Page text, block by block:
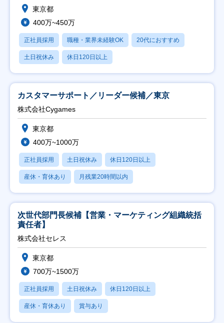
東京都
400万~450万
正社員採用 職種・業界未経験OK 20代におすすめ
土日祝休み 休日120日以上
カスタマーサポート／リーダー候補／東京
株式会社Cygames
東京都
400万~1000万
正社員採用 土日祝休み 休日120日以上
産休・育休あり 月残業20時間以内
次世代部門長候補【営業・マーケティング組織統括
責任者】
株式会社セレス
東京都
700万~1500万
正社員採用 土日祝休み 休日120日以上
産休・育休あり 賞与あり